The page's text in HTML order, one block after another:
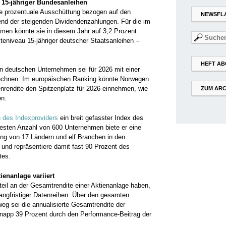
jähriger Bundesanleihen
prozentuale Ausschüttung bezogen auf den
der steigenden Dividendenzahlungen. Für die im
könnte sie in diesem Jahr auf 3,2 Prozent
15-jähriger deutscher Staatsanleihen –
deutschen Unternehmen sei für 2026 mit einer
Im europäischen Ranking könnte Norwegen
den Spitzenplatz für 2026 einnehmen, wie
des Indexproviders ein breit gefasster Index des
Anzahl von 600 Unternehmen biete er eine
von 17 Ländern und elf Branchen in den
repräsentiere damit fast 90 Prozent des
variiert
an der Gesamtrendite einer Aktienanlage haben,
Datenreihen: Über den gesamten
sei die annualisierte Gesamtrendite der
39 Prozent durch den Performance-Beitrag der
Suchen
nach:
HEFT
ZUM